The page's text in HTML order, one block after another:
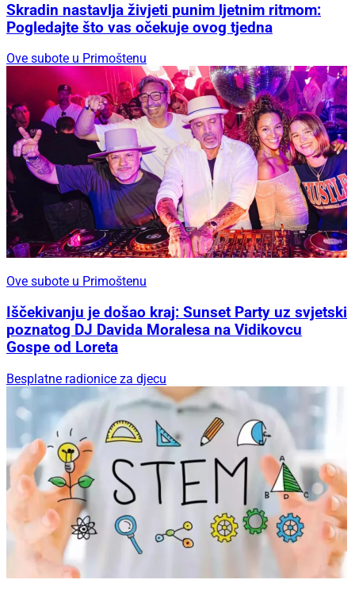
Skradin nastavlja živjeti punim ljetnim ritmom:
Pogledajte što vas očekuje ovog tjedna
Ove subote u Primoštenu
Ove subote u Primoštenu
Iščekivanju je došao kraj: Sunset Party uz svjetski
poznatog DJ Davida Moralesa na Vidikovcu
Gospe od Loreta
Besplatne radionice za djecu